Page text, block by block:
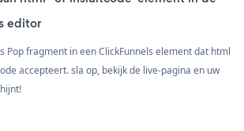
editor
Pop fragment in een ClickFunnels element dat html
accepteert. sla op, bekijk de live-pagina en uw